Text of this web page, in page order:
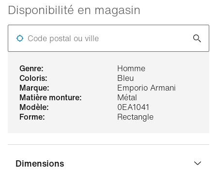
genre:
Homme
coloris:
Bleu
marque:
Emporio Armani
matière monture:
Métal
modèle:
0EA1041
forme:
Rectangle
Dimensions
Disponibilité en magasin
Code postal ou ville